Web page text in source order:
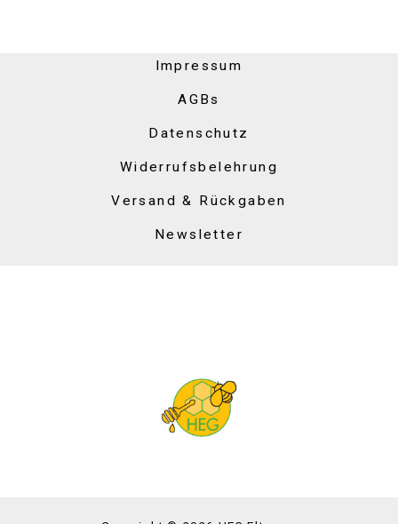
Impressum
AGBs
Datenschutz
Widerrufsbelehrung
Versand & Rückgaben
Newsletter